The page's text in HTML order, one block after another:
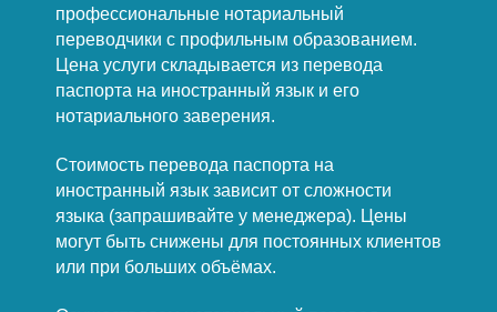
профессиональные нотариальный
переводчики с профильным образованием.
Цена услуги складывается из перевода
паспорта на иностранный язык и его
нотариального заверения.
Стоимость перевода паспорта на
иностранный язык зависит от сложности
языка (запрашивайте у менеджера). Цены
могут быть снижены для постоянных клиентов
или при больших объёмах.